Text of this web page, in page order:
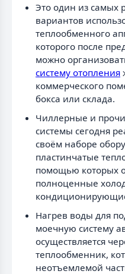
Это один из самых
вариантов
теплообменного
которого после
можно
систему отопления
коммерческого
бокса или склада.
Чиллерные и
системы сегодня
своём наборе
пластинчатые
помощью которых
полноценные
Нагрев воды для
моечную систему
осуществляется
теплообменник,
неотъемлемой